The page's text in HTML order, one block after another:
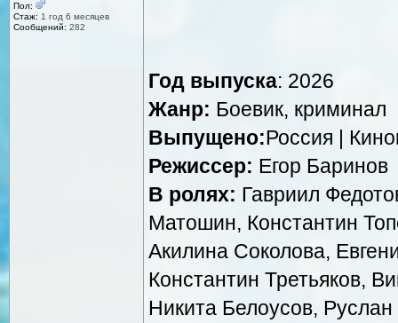
Пол:
Стаж: 1 год 6 месяцев
Сообщений: 282
Год выпуска: 2026
Жанр: Боевик, криминал
Выпущено:Россия |
Режиссер: Егор Баринов
В ролях: Гавриил
Матошин, Константин
Акилина Соколова,
Константин Третьяков,
Никита Белоусов,